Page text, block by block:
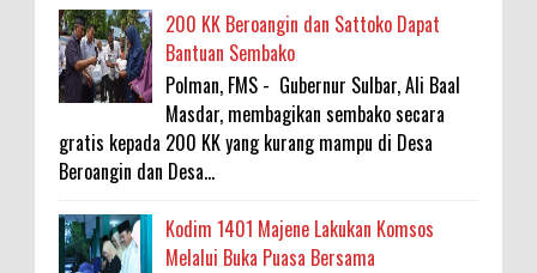
200 KK Beroangin dan Sattoko Dapat
Bantuan Sembako
Polman, FMS - Gubernur Sulbar, Ali Baal
Masdar, membagikan sembako secara
gratis kepada 200 KK yang kurang mampu di Desa
Beroangin dan Desa...
Kodim 1401 Majene Lakukan Komsos
Melalui Buka Puasa Bersama